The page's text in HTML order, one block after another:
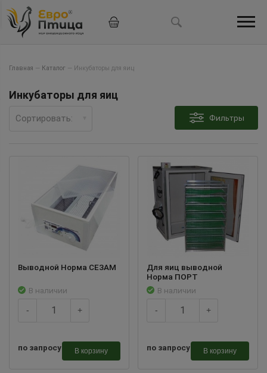
Главная — Каталог — Инкубаторы для яиц
Инкубаторы для яиц
Фильтры
Сортировать:
Выводной Норма СЕЗАМ
В наличии
- +
по запросу В корзину
Для яиц выводной
Норма ПОРТ
В наличии
- +
по запросу В корзину